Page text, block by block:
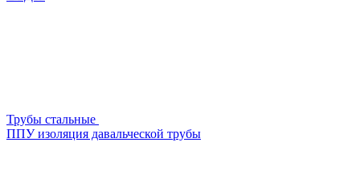
Трубы стальные
ППУ изоляция давальческой трубы